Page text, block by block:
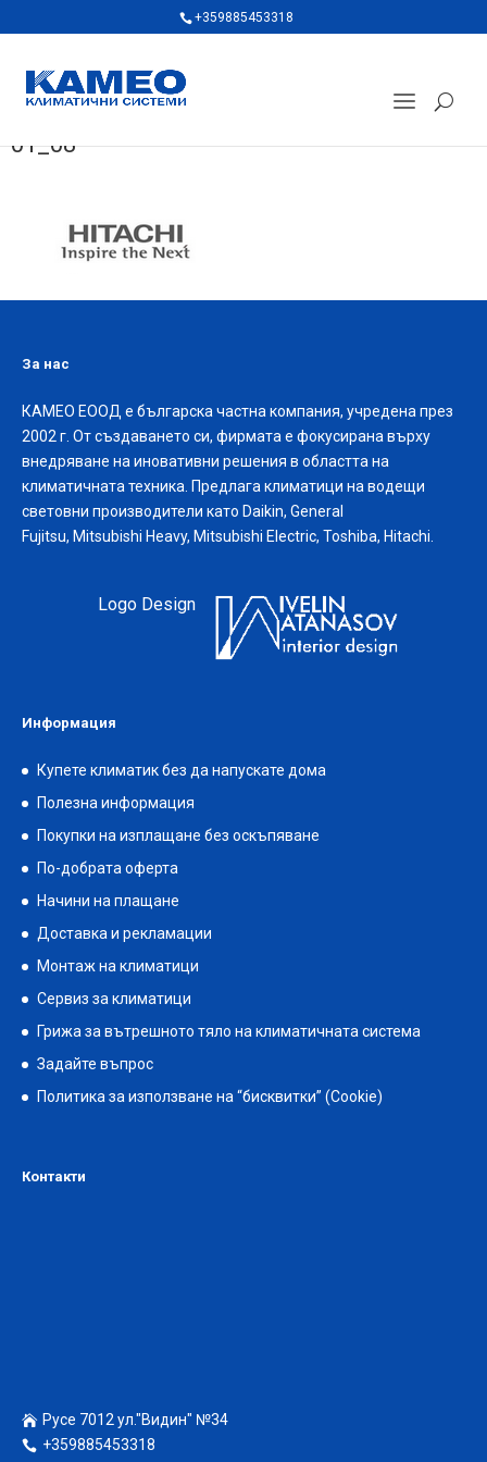
+359885453318
01_08
За нас
КАМЕО ЕООД е българска частна компания, учредена през
2002 г. От създаването си, фирмата е фокусирана върху
внедряване на иновативни решения в областта на
климатичната техника. Предлага климатици на водещи
световни производители като Daikin, General
Fujitsu, Mitsubishi Heavy, Mitsubishi Electric, Toshiba, Hitachi.
Logo Design
Информация
Купете климатик без да напускате дома
Полезна информация
Покупки на изплащане без оскъпяване
По-добрата оферта
Начини на плащане
Доставка и рекламации
Монтаж на климатици
Сервиз за климатици
Грижа за вътрешното тяло на климатичната система
Задайте въпрос
Политика за използване на “бисквитки” (Cookie)
Контакти
Русе 7012 ул."Видин" №34
+359885453318